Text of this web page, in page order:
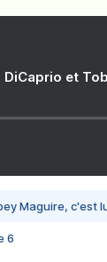
DiCaprio et
Maguire, c'est
6